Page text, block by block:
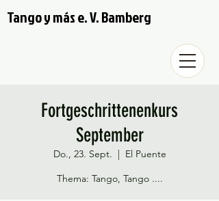
Tango y más e. V. Bamberg
Fortgeschrittenenkurs
September
Do., 23. Sept.
  |
El Puente
Thema: Tango, Tango ....